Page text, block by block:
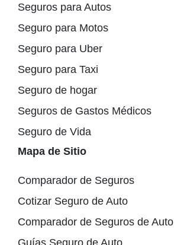
Seguros para Autos
Seguro para Motos
Seguro para Uber
Seguro para Taxi
Seguro de hogar
Seguros de Gastos Médicos
Seguro de Vida
Mapa de Sitio
Comparador de Seguros
Cotizar Seguro de Auto
Comparador de Seguros de Auto
Guías Seguro de Auto